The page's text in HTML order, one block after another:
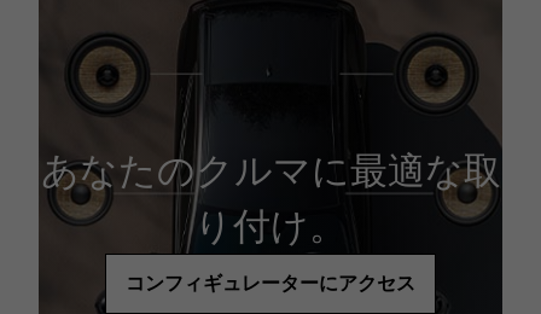
あなたのクルマに最適な取
り付け。
コンフィギュレーターにアクセス